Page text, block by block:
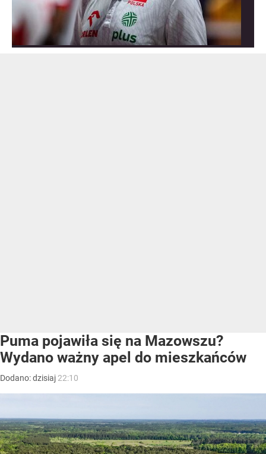
Puma pojawiła się na Mazowszu?
Wydano ważny apel do mieszkańców
Dodano:dzisiaj 22:10